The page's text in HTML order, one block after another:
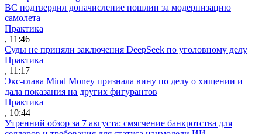
ВС подтвердил доначисление пошлин за модернизацию
самолета
Практика
, 11:46
Суды не приняли заключения DeepSeek по уголовному делу
Практика
, 11:17
Экс-глава Mind Money признала вину по делу о хищении и
дала показания на других фигурантов
Практика
, 10:44
Утренний обзор за 7 августа: смягчение банкротства для